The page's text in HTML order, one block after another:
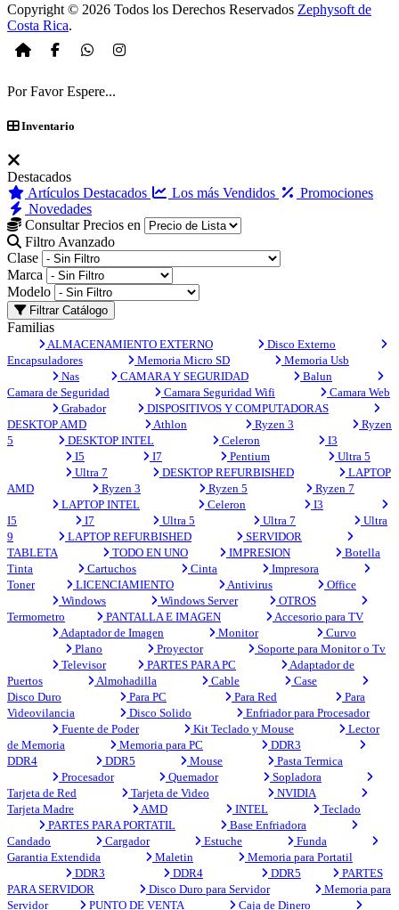
Copyright © 2026 Todos los Derechos Reservados Zephysoft de
Costa Rica.
Por Favor Espere...
Inventario
Destacados
Artículos Destacados
Los más Vendidos
Promociones
Novedades
Consultar Precios en
Filtro Avanzado
Clase
Marca
Modelo
Filtrar Catálogo
Familias
ALMACENAMIENTO EXTERNO
Disco Externo
Encapsuladores
Memoria Micro SD
Memoria Usb
Nas
CAMARA Y SEGURIDAD
Balun
Camara de Seguridad
Camara Seguridad Wifi
Camara Web
Grabador
DISPOSITIVOS Y COMPUTADORAS
DESKTOP AMD
Athlon Ryzen 3
Ryzen
5
DESKTOP INTEL Celeron
I3
I5
I7 Pentium
Ultra 5
Ultra 7
DESKTOP REFURBISHED
LAPTOP
AMD
Ryzen 3 Ryzen 5
Ryzen 7
LAPTOP INTEL
Celeron
I3
I5
I7 Ultra 5 Ultra 7
Ultra
9
LAPTOP REFURBISHED
SERVIDOR
TABLETA
TODO EN UNO IMPRESION
Botella
Tinta
Cartuchos Cinta
Impresora
Toner
LICENCIAMIENTO Antivirus
Office
Windows
Windows Server
OTROS
Termometro
PANTALLA E IMAGEN
Accesorio para TV
Adaptador de Imagen
Monitor
Curvo
Plano
Proyector
Soporte para Monitor o Tv
Televisor
PARTES PARA PC
Adaptador de
Puertos
Almohadilla Cable
Case
Disco Duro
Para PC Para Red
Para
Videovilancia
Disco Solido
Enfriador para Procesador
Fuente de Poder
Kit Teclado y Mouse
Lector
de Memoria
Memoria para PC
DDR3
DDR4
DDR5 Mouse
Pasta Termica
Procesador
Quemador
Sopladora
Tarjeta de Red
Tarjeta de Video
NVIDIA
Tarjeta Madre
AMD INTEL
Teclado
PARTES PARA PORTATIL
Base Enfriadora
Candado
Cargador Estuche
Funda
Garantia Extendida
Maletin
Memoria para Portatil
DDR3
DDR4 DDR5
PARTES
PARA SERVIDOR
Disco Duro para Servidor
Memoria para
Servidor
PUNTO DE VENTA Caja de Dinero